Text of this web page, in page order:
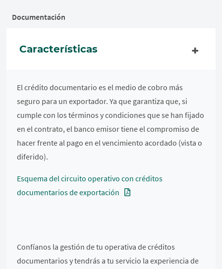
Documentación
Características
El crédito documentario es el medio de cobro más
seguro para un exportador. Ya que garantiza que, si
cumple con los términos y condiciones que se han fijado
en el contrato, el banco emisor tiene el compromiso de
hacer frente al pago en el vencimiento acordado (vista o
diferido).
Esquema del circuito operativo con créditos
documentarios de exportación
Confíanos la gestión de tu operativa de créditos
documentarios y tendrás a tu servicio la experiencia de